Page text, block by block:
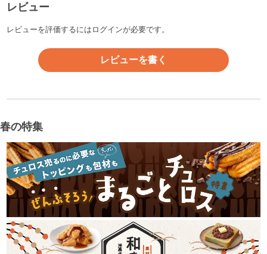
レビュー
レビューを評価するには ログインが必要です。
レビューを書く
春の特集